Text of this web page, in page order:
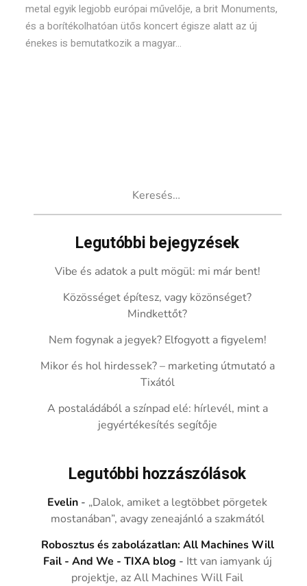
metal egyik legjobb európai művelője, a brit Monuments,
és a borítékolhatóan ütős koncert égisze alatt az új
énekes is bemutatkozik a magyar...
Legutóbbi bejegyzések
Vibe és adatok a pult mögül: mi már bent!
Közösséget építesz, vagy közönséget?
Mindkettőt?
Nem fogynak a jegyek? Elfogyott a figyelem!
Mikor és hol hirdessek? – marketing útmutató a
Tixától
A postaládából a színpad elé: hírlevél, mint a
jegyértékesítés segítője
Legutóbbi hozzászólások
Evelin - „Dalok, amiket a legtöbbet pörgetek
mostanában”, avagy zeneajánló a szakmától
Robosztus és zabolázatlan: All Machines Will
Fail - And We - TIXA blog - Itt van iamyank új
projektje, az All Machines Will Fail